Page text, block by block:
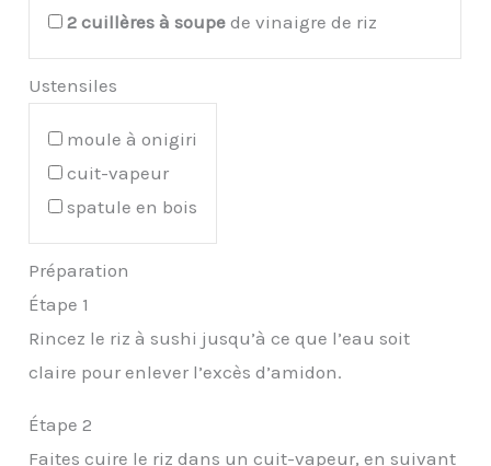
2 cuillères à soupe de vinaigre de riz
Ustensiles
moule à onigiri
cuit-vapeur
spatule en bois
Préparation
Étape 1
Rincez le riz à sushi jusqu’à ce que l’eau soit
claire pour enlever l’excès d’amidon.
Étape 2
Faites cuire le riz dans un cuit-vapeur, en suivant